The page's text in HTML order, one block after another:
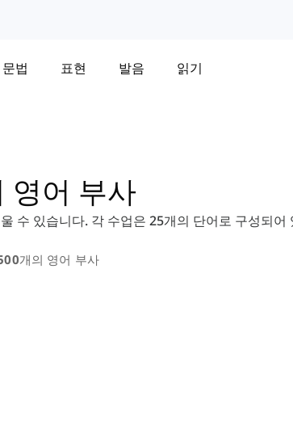
문법 표현 발음 읽기
영어 부사
수 있습니다. 각 수업은 25개의 단어로 구성되어
개의 영어 부사